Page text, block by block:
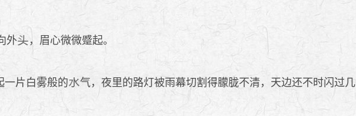
外 ，眉心微微蹙起。
片白雾般的 气，夜里的路灯被雨幕切割得朦胧不清，天边还不时闪过几